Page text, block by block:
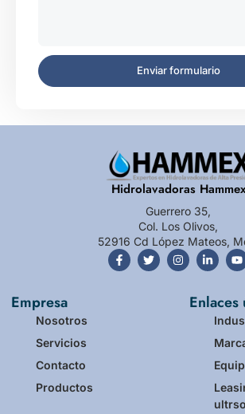
Enviar formulario
Hidrolavadoras Hammex
Guerrero 35,
Col. Los Olivos,
52916 Cd López Mateos,
Empresa
Nosotros
Servicios
Contacto
Productos
Enlaces